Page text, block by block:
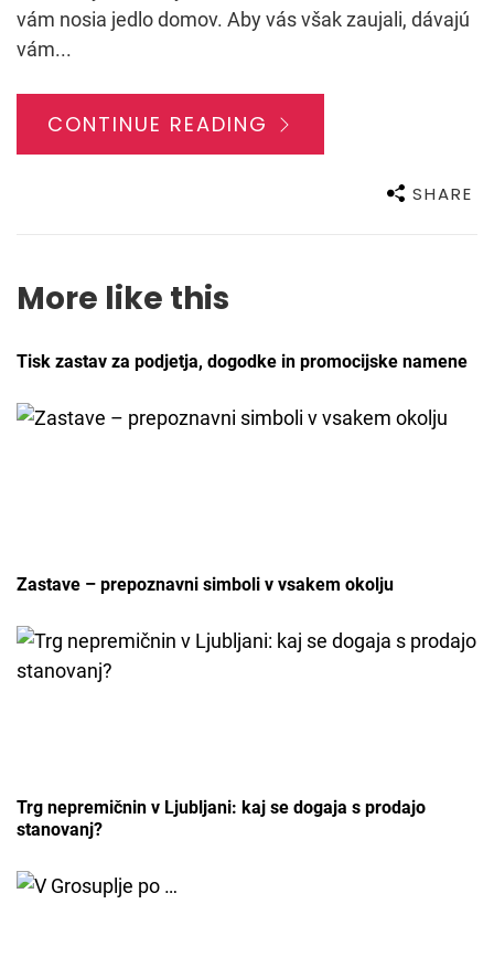
vám nosia jedlo domov. Aby vás však zaujali, dávajú
vám...
CONTINUE READING
SHARE
More like this
Tisk zastav za podjetja, dogodke in promocijske namene
Zastave – prepoznavni simboli v vsakem okolju
Trg nepremičnin v Ljubljani: kaj se dogaja s prodajo
stanovanj?